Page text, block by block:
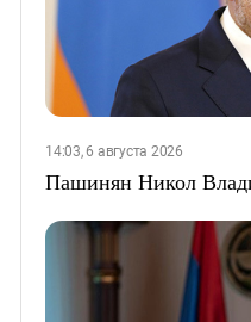
14:03, 6 августа 2026
Пашинян Никол